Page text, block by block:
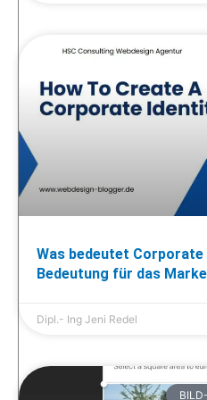
Was bedeutet
Bedeutung für das
Dipl.- Ing Jeni Redel